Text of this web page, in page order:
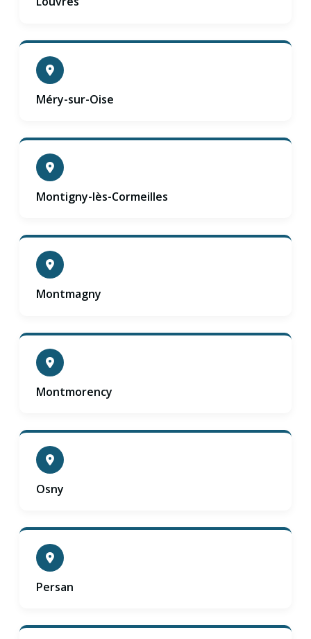
Méry-sur-Oise
Montigny-lès-Cormeilles
Montmagny
Montmorency
Osny
Persan